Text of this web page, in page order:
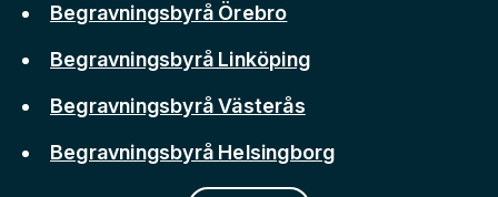
Begravningsbyrå Örebro
Begravningsbyrå Linköping
Begravningsbyrå Västerås
Begravningsbyrå Helsingborg